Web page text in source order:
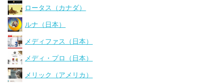
ロータス（カナダ）
ルナ（日本）
メディファス（日本）
メディ・プロ（日本）
メリック（アメリカ）